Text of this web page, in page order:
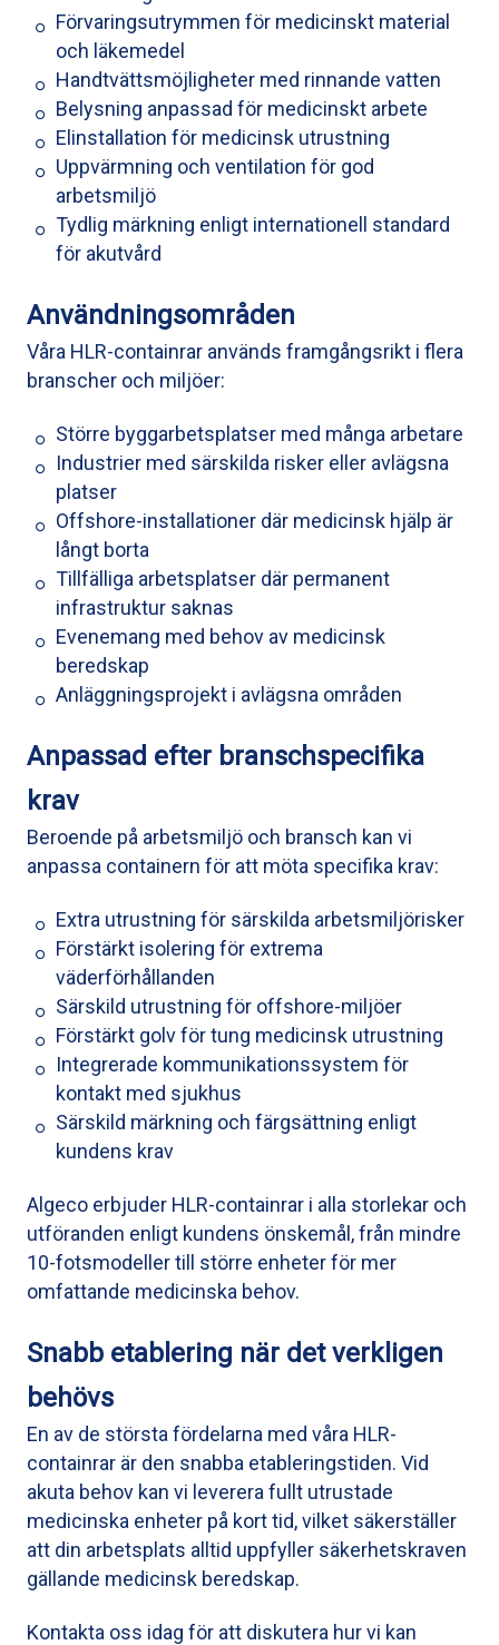
Förvaringsutrymmen för medicinskt material
och läkemedel
Handtvättsmöjligheter med rinnande vatten
Belysning anpassad för medicinskt arbete
Elinstallation för medicinsk utrustning
Uppvärmning och ventilation för god
arbetsmiljö
Tydlig märkning enligt internationell standard
för akutvård
Användningsområden
Våra HLR-containrar används framgångsrikt i flera
branscher och miljöer:
Större byggarbetsplatser med många arbetare
Industrier med särskilda risker eller avlägsna
platser
Offshore-installationer där medicinsk hjälp är
långt borta
Tillfälliga arbetsplatser där permanent
infrastruktur saknas
Evenemang med behov av medicinsk
beredskap
Anläggningsprojekt i avlägsna områden
Anpassad efter branschspecifika
krav
Beroende på arbetsmiljö och bransch kan vi
anpassa containern för att möta specifika krav:
Extra utrustning för särskilda arbetsmiljörisker
Förstärkt isolering för extrema
väderförhållanden
Särskild utrustning för offshore-miljöer
Förstärkt golv för tung medicinsk utrustning
Integrerade kommunikationssystem för
kontakt med sjukhus
Särskild märkning och färgsättning enligt
kundens krav
Algeco erbjuder HLR-containrar i alla storlekar och
utföranden enligt kundens önskemål, från mindre
10-fotsmodeller till större enheter för mer
omfattande medicinska behov.
Snabb etablering när det verkligen
behövs
En av de största fördelarna med våra HLR-
containrar är den snabba etableringstiden. Vid
akuta behov kan vi leverera fullt utrustade
medicinska enheter på kort tid, vilket säkerställer
att din arbetsplats alltid uppfyller säkerhetskraven
gällande medicinsk beredskap.
Kontakta oss idag för att diskutera hur vi kan